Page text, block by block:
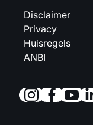
Disclaimer
Privacy
Huisregels
ANBI